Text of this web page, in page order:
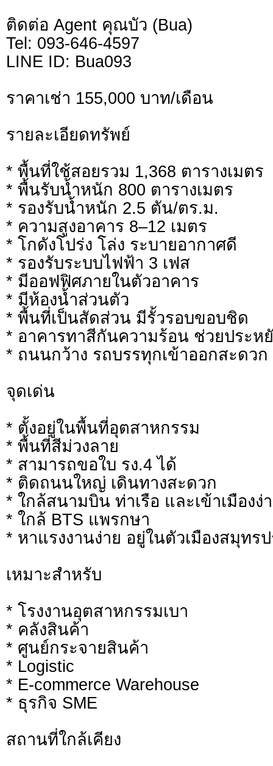
ติดต่อ Agent คุณบัว (Bua)
Tel: 093-646-4597
LINE ID: Bua093
ราคาเช่า 155,000 บาท/เดือน
รายละเอียดทรัพย์
* พื้นที่ใช้สอยรวม 1,368 ตารางเมตร
* พื้นรับน้ำหนัก 800 ตารางเมตร
* รองรับน้ำหนัก 2.5 ตัน/ตร.ม.
* ความสูงอาคาร 8–12 เมตร
* โกดังโปร่ง โล่ง ระบายอากาศดี
* รองรับระบบไฟฟ้า 3 เฟส
* มีออฟฟิศภายในตัวอาคาร
* มีห้องน้ำส่วนตัว
* พื้นที่เป็นสัดส่วน มีรั้วรอบขอบชิด
* อาคารทาสีกันความร้อน ช่วยประห
* ถนนกว้าง รถบรรทุกเข้าออกสะดวก
จุดเด่น
* ตั้งอยู่ในพื้นที่อุตสาหกรรม
* พื้นที่สีม่วงลาย
* สามารถขอใบ รง.4 ได้
* ติดถนนใหญ่ เดินทางสะดวก
* ใกล้สนามบิน ท่าเรือ และเข้าเมืองง่
* ใกล้ BTS แพรกษา
* หาแรงงานง่าย อยู่ในตัวเมืองสมุทร
เหมาะสำหรับ
* โรงงานอุตสาหกรรมเบา
* คลังสินค้า
* ศูนย์กระจายสินค้า
* Logistic
* E-commerce Warehouse
* ธุรกิจ SME
สถานที่ใกล้เคียง